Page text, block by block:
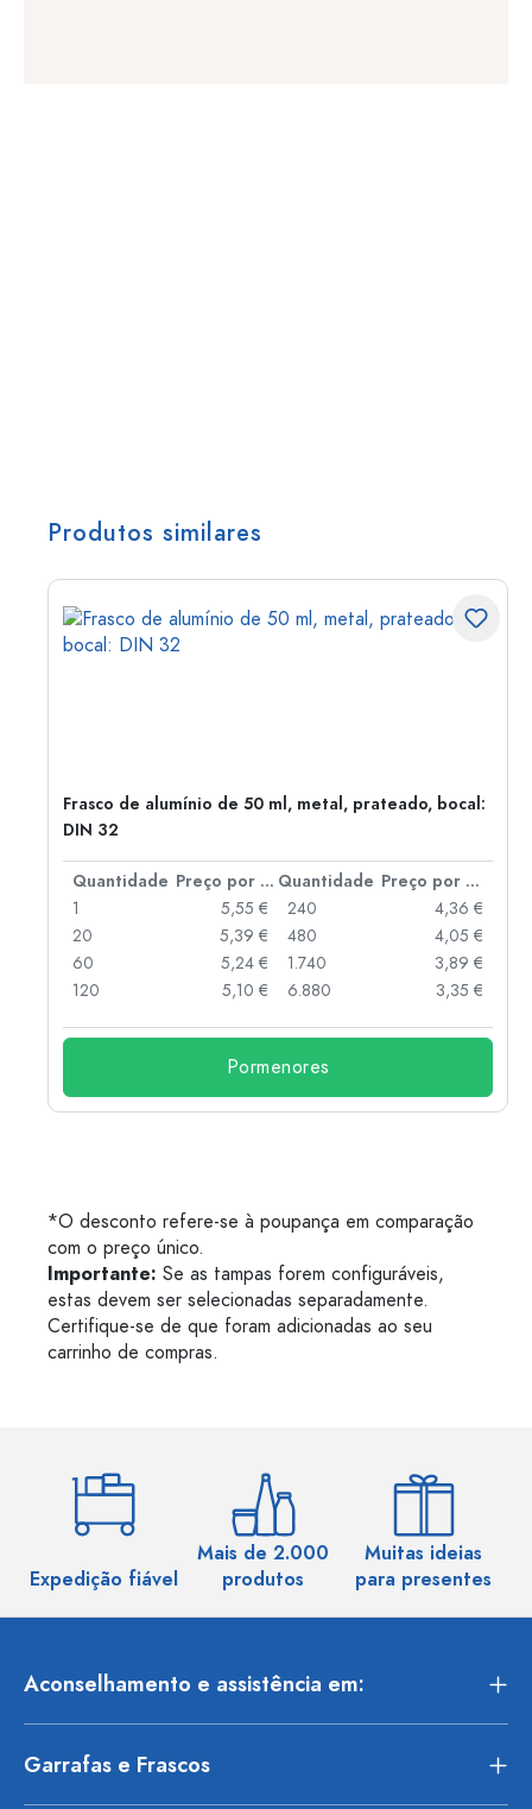
Produtos similares
Frasco de alumínio de 50 ml, metal, prateado, bocal:
DIN 32
Quantidade Preço por peça Quantidade
Preço por peça
1
5,55 €
20
5,39 €
60
5,24 €
120
5,10 €
240
4,36 €
480
4,05 €
1.740
3,89 €
6.880
3,35 €
Pormenores
*O desconto refere-se à poupança em comparação
com o preço único.
Importante: Se as tampas forem configuráveis,
estas devem ser selecionadas separadamente.
Certifique-se de que foram adicionadas ao seu
carrinho de compras.
Expedição fiável
Mais de 2.000
produtos
Muitas ideias
para presentes
Aconselhamento e assistência em:
Garrafas e Frascos